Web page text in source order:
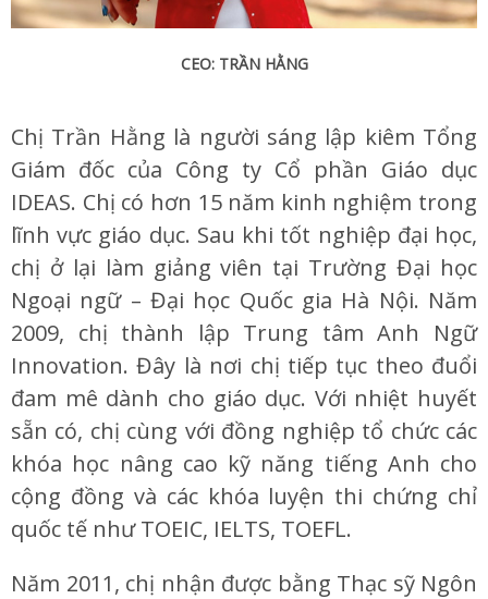
CEO: TRẦN HẰNG
Chị Trần Hằng là người sáng lập kiêm Tổng
Giám đốc của Công ty Cổ phần Giáo dục
IDEAS. Chị có hơn 15 năm kinh nghiệm trong
lĩnh vực giáo dục. Sau khi tốt nghiệp đại học,
chị ở lại làm giảng viên tại Trường Đại học
Ngoại ngữ – Đại học Quốc gia Hà Nội. Năm
2009, chị thành lập Trung tâm Anh Ngữ
Innovation. Đây là nơi chị tiếp tục theo đuổi
đam mê dành cho giáo dục. Với nhiệt huyết
sẵn có, chị cùng với đồng nghiệp tổ chức các
khóa học nâng cao kỹ năng tiếng Anh cho
cộng đồng và các khóa luyện thi chứng chỉ
quốc tế như TOEIC, IELTS, TOEFL.
Năm 2011, chị nhận được bằng Thạc sỹ Ngôn